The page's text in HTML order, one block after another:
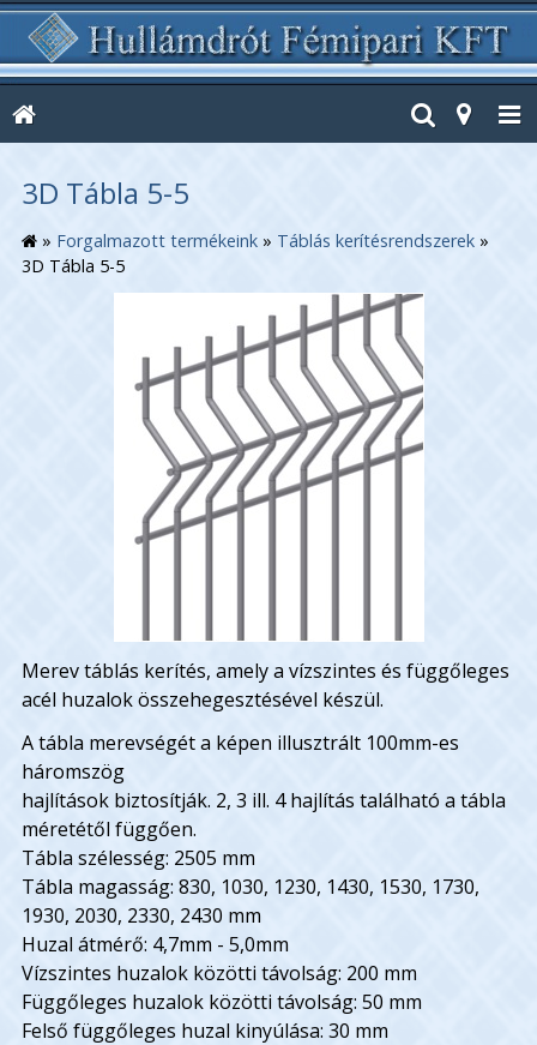
3D Tábla 5-5
» Forgalmazott termékeink » Táblás kerítésrendszerek »
3D Tábla 5-5
Merev táblás kerítés, amely a vízszintes és függőleges
acél huzalok összehegesztésével készül.
A tábla merevségét a képen illusztrált 100mm-es
háromszög
hajlítások biztosítják. 2, 3 ill. 4 hajlítás található a tábla
méretétől függően.
Tábla szélesség: 2505 mm
Tábla magasság: 830, 1030, 1230, 1430, 1530, 1730,
1930, 2030, 2330, 2430 mm
Huzal átmérő: 4,7mm - 5,0mm
Vízszintes huzalok közötti távolság: 200 mm
Függőleges huzalok közötti távolság: 50 mm
Felső függőleges huzal kinyúlása: 30 mm